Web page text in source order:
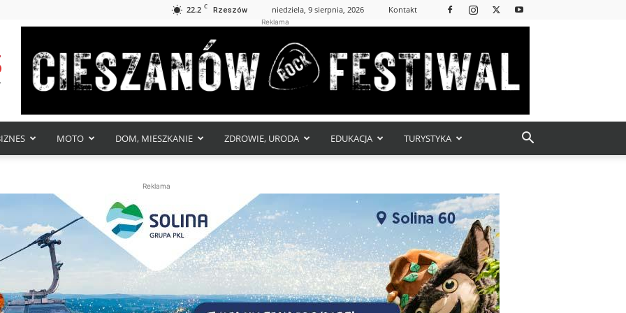
22.2 C Rzeszów niedziela, 9 sierpnia, 2026 Kontakt
Reklama
MOTO DOM, MIESZKANIE ZDROWIE, URODA EDUKACJA TURYSTYKA
Reklama